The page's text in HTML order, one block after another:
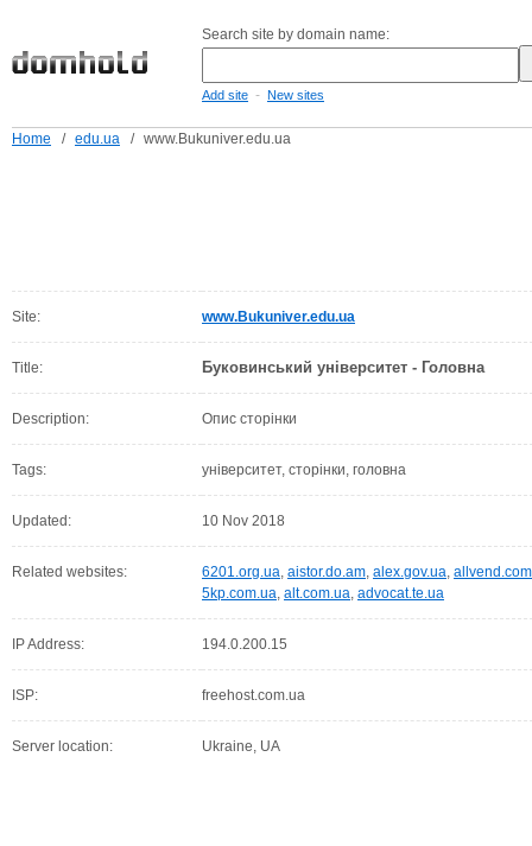
Search site by domain name:
Add site - New sites
Home / edu.ua / www.Bukuniver.edu.ua
Site: www.Bukuniver.edu.ua
Title: Буковинський університет - Головна
Description: Опис сторінки
Tags: університет, сторінки, головна
Updated: 10 Nov 2018
Related websites: 6201.org.ua, aistor.do.am, alex.gov.ua,
5kp.com.ua, alt.com.ua, advocat.te.ua
IP Address: 194.0.200.15
ISP: freehost.com.ua
Server location: Ukraine, UA